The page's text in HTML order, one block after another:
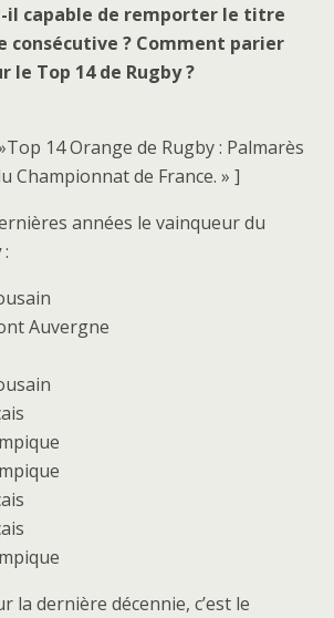
il capable de remporter le titre
consécutive ? Comment parier
le Top 14 de Rugby ?
14 Orange de Rugby : Palmarès
Championnat de France. » ]
années le vainqueur du
:
Auvergne
la dernière décennie, c’est le